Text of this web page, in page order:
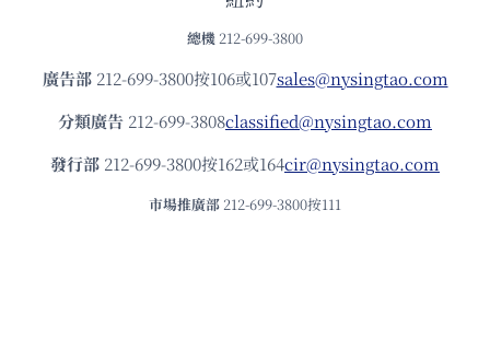
總機 212-699-3800
廣告部212-699-3800按106或107sales@nysingtao.com
分類廣告 212-699-3808classified@nysingtao.com
發⾏部 212-699-3800按162或164cir@nysingtao.com
市場推廣部 212-699-3800按111